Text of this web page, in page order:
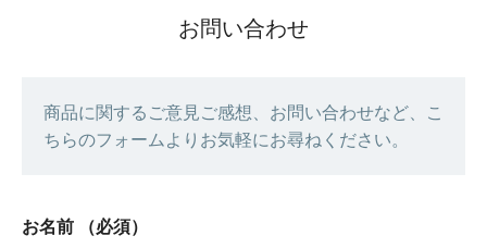
お問い合わせ
商品に関するご意見ご感想、お問い合わせなど、こ
ちらのフォームよりお気軽にお尋ねください。
お名前 （必須）